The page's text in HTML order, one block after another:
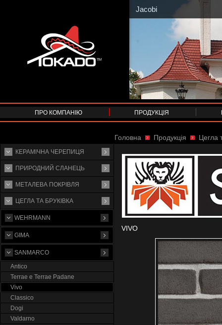
Jacobi
ПРО КОМПАНІЮ ПРОДУКЦІЯ
КЕРАМІЧНА ЧЕРЕПИЦЯ
ПРИРОДНИЙ СЛАНЕЦЬ
МЕТАЛЕВА ПОКРІВЛЯ
ЦЕГЛА ТА БРУКІВКА
WEHRMANN
GIMA
SANMARCO
Antico
Terrae e Terrae Padane
Vivo
Classico
Dogi
Valdarno
VIVO
Головна Продукція Цегла